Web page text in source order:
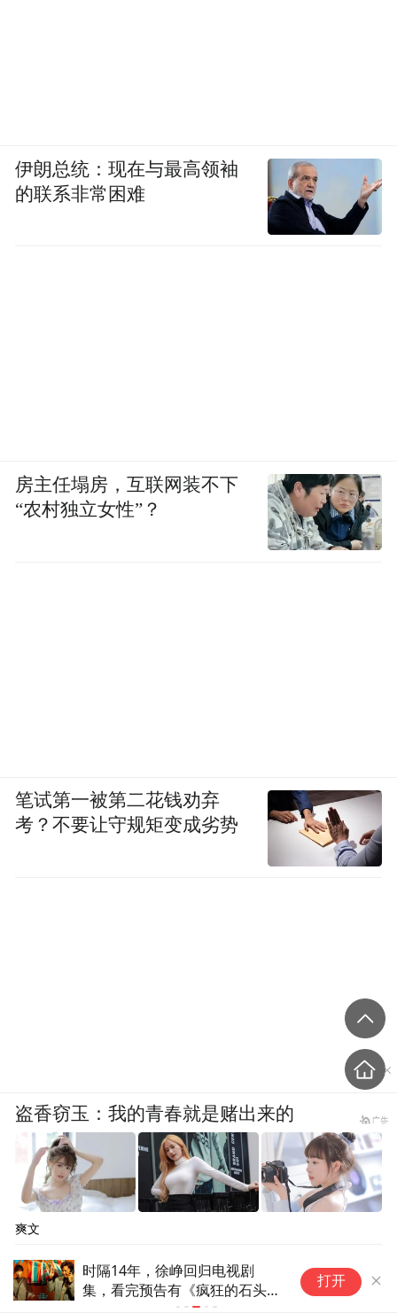
时隔14年，徐峥回归电视剧
集，看完预告有《疯狂的石头》
打开
伊朗总统：现在与最高领袖
的联系非常困难
房主任塌房，互联网装不下
“农村独立女性”？
笔试第一被第二花钱劝弃
考？不要让守规矩变成劣势
盗香窃玉：我的青春就是赌出来的
爽文